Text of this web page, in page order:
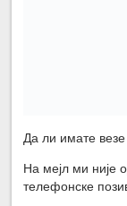
Да ли имате
На мејл ми није
телефонске